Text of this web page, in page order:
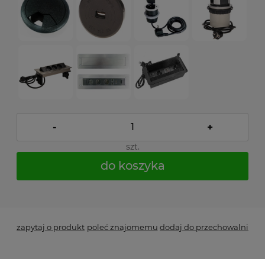
- +
szt.
do koszyka
zapytaj o produkt poleć znajomemu dodaj do przechowalni